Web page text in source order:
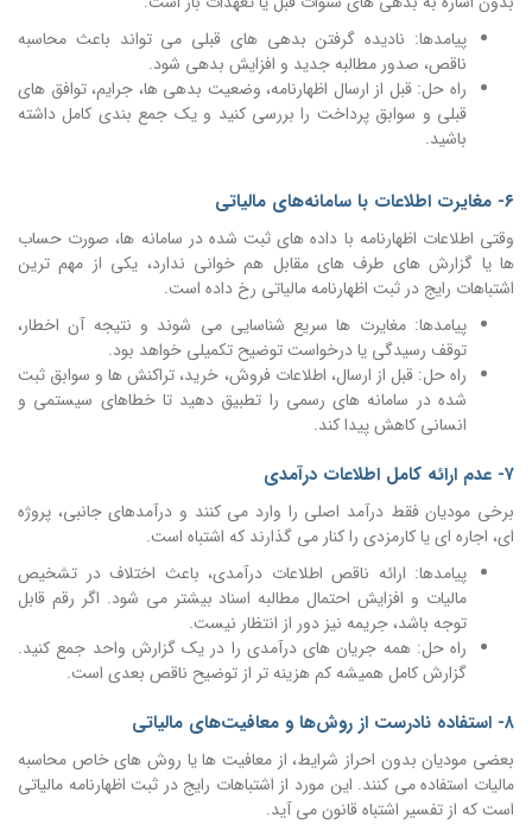
پیامدها: نادیده گرفتن بدهی های قبلی می تواند باعث محاسبه
ناقص، صدور مطالبه جدید و افزایش بدهی شود.
راه حل: قبل از ارسال اظهارنامه، وضعیت بدهی ها، جرایم، توافق های
قبلی و سوابق پرداخت را بررسی کنید و یک جمع بندی کامل داشته
باشید.
۶- مغایرت اطلاعات با سامانه‌های مالیاتی
وقتی اطلاعات اظهارنامه با داده های ثبت شده در سامانه ها، صورت حساب
ها یا گزارش های طرف های مقابل هم خوانی ندارد، یکی از مهم ترین
اشتباهات رایج در ثبت اظهارنامه مالیاتی رخ داده است.
پیامدها: مغایرت ها سریع شناسایی می شوند و نتیجه آن اخطار،
توقف رسیدگی یا درخواست توضیح تکمیلی خواهد بود.
راه حل: قبل از ارسال، اطلاعات فروش، خرید، تراکنش ها و سوابق ثبت
شده در سامانه های رسمی را تطبیق دهید تا خطاهای سیستمی و
انسانی کاهش پیدا کند.
۷- عدم ارائه کامل اطلاعات درآمدی
برخی مودیان فقط درآمد اصلی را وارد می کنند و درآمدهای جانبی، پروژه
ای، اجاره ای یا کارمزدی را کنار می گذارند که اشتباه است.
پیامدها: ارائه ناقص اطلاعات درآمدی، باعث اختلاف در تشخیص
مالیات و افزایش احتمال مطالبه اسناد بیشتر می شود. اگر رقم قابل
توجه باشد، جریمه نیز دور از انتظار نیست.
راه حل: همه جریان های درآمدی را در یک گزارش واحد جمع کنید.
گزارش کامل همیشه کم هزینه تر از توضیح ناقص بعدی است.
۸- استفاده نادرست از روش‌ها و معافیت‌های مالیاتی
بعضی مودیان بدون احراز شرایط، از معافیت ها یا روش های خاص محاسبه
مالیات استفاده می کنند. این مورد از اشتباهات رایج در ثبت اظهارنامه مالیاتی
است که از تفسیر اشتباه قانون می آید.